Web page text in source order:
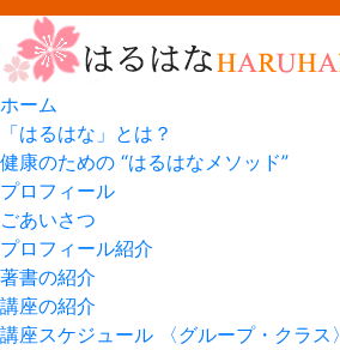
ホーム
「はるはな」とは？
健康のための “はるはなメソッド”
プロフィール
ごあいさつ
プロフィール紹介
著書の紹介
講座の紹介
講座スケジュール 〈グループ・クラス〉